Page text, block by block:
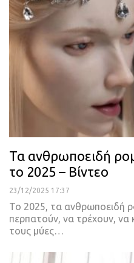
Τα ανθρωποειδή
το 2025 – Βίντεο
23/12/2025 17:37
Το 2025, τα ανθρωποειδή
περπατούν, να τρέχουν, να
τους μύες…